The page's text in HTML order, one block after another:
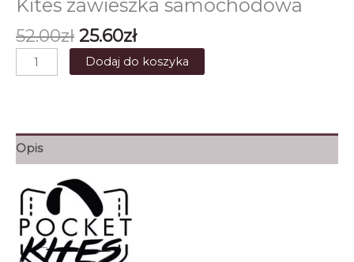
Kites zawieszka samochodowa
52.00zł Pierwotna
cena
wynosiła:
25.60złAktualna
cena
wynosi:
ilość
Cabrinha
Aqua
Pocket
zawieszka
samochodowa
Dodaj do koszyka
Opis